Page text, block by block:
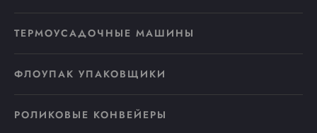
ТЕРМОУСАДОЧНЫЕ МАШИНЫ
ФЛОУПАК УПАКОВЩИКИ
РОЛИКОВЫЕ КОНВЕЙЕРЫ